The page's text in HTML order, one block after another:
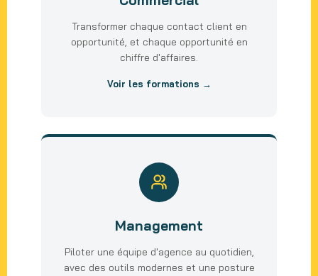
Transformer chaque contact client en
opportunité, et chaque opportunité en
chiffre d'affaires.
Voir les formations →
Management
Piloter une équipe d'agence au quotidien,
avec des outils modernes et une posture